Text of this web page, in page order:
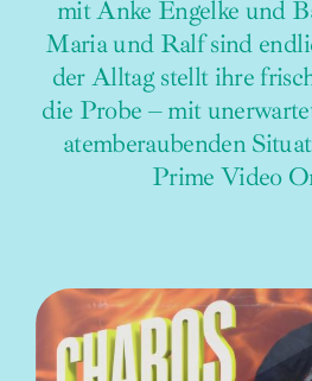
mit Anke Engelke und
Maria und Ralf sind
der Alltag stellt ihre
die Probe – mit
atemberaubenden
Prime Video